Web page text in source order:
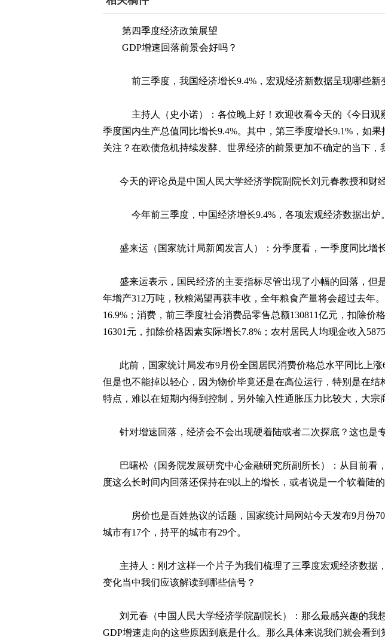
第四季度经济政策展望
GDP增速回落前景会好吗？
前三季度，我国经济增长9.4% ，宏观经济新数据呈现哪些
主持人（史小诺）：各位晚上好！欢迎收看今天的《今日
季度国内生产总值同比增长9.4%。其中，第三季度增长9.1% ，如
关注？在欧债危机持续发酵、世界经济的前景更加不确定的当下
今天的评论员是中国人民大学经济学院副院长刘元春教授和财
今年前三季度，中国经济增长9.4% ，各项宏观经济数据出炉。
盛来运（国家统计局新闻发言人）：分季度看，一季度同比增
盛来运表示，国民经济的主要指标尽管出现了小幅的回落，
年增产312万吨，秋粮渴望再获丰收，全年粮食产量将会超过去年
16.9% ；消费，前三季度社会消费品零售总额130811亿元，扣除价
16301 元，扣除价格因素实际增长7.8% ；农村居民人均现金收入 5875
此前，国家统计局发布9月份全国居民消费价格总水平同比上涨
但是也不能掉以轻心，因为物价毕竟还是在高位运行，特别是在
特点，难以在短期内得到控制，另外输入性通胀压力比较大，大宗
针对增速回落，经济会不会出现硬着陆或者二次探底？这也是
巴曙松（国务院发展研究中心金融研究所副所长）：从目前看
度这么长时间内回落还保持在9以上的增长，或者说是一个软着陆的
房价也是百姓热议的话题，国家统计局网站今天发布9月份70
城市有17个，持平的城市有29个。
主持人：刚才这样一个片子为我们梳理了三季度宏观经济数
变化当中我们应该解读到哪些信号？
刘元春（中国人民大学经济学院副院长）：那么最感兴趣的我
GDP增速走向的这些原因到底是什么。那么具体来说我们就会看到